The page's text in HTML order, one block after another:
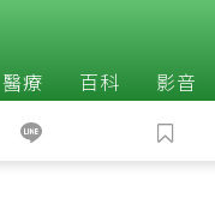
醫療 百科 影音